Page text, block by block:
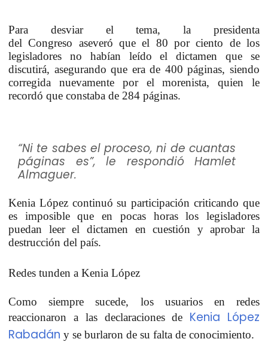
Para desviar el tema, la presidenta
del Congreso aseveró que el 80 por ciento de los
legisladores no habían leído el dictamen que se
discutirá, asegurando que era de 400 páginas, siendo
corregida nuevamente por el morenista, quien le
recordó que constaba de 284 páginas.
“Ni te sabes el proceso, ni de cuantas
páginas es”, le respondió Hamlet
Almaguer.
Kenia López continuó su participación criticando que
es imposible que en pocas horas los legisladores
puedan leer el dictamen en cuestión y aprobar la
destrucción del país.
Redes tunden a Kenia López
Como siempre sucede, los usuarios en redes
reaccionaron a las declaraciones de Kenia López
Rabadán y se burlaron de su falta de conocimiento.